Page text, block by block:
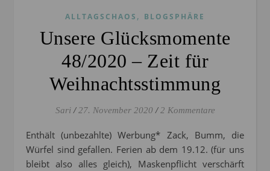
ALLTAGSCHAOS , BLOGSPHÄRE
Unsere Glücksmomente
48/2020 – Zeit für
Weihnachtsstimmung
Sari / 27. November 2020 / 2 Kommentare
Enthält (unbezahlte) Werbung* Zack, Bumm, die
Würfel sind gefallen. Ferien ab dem 19.12. (für uns
bleibt also alles gleich), Maskenpflicht verschärft